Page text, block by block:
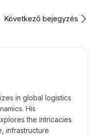
Következő bejegyzés
in global logistics
His
the intricacies
infrastructure